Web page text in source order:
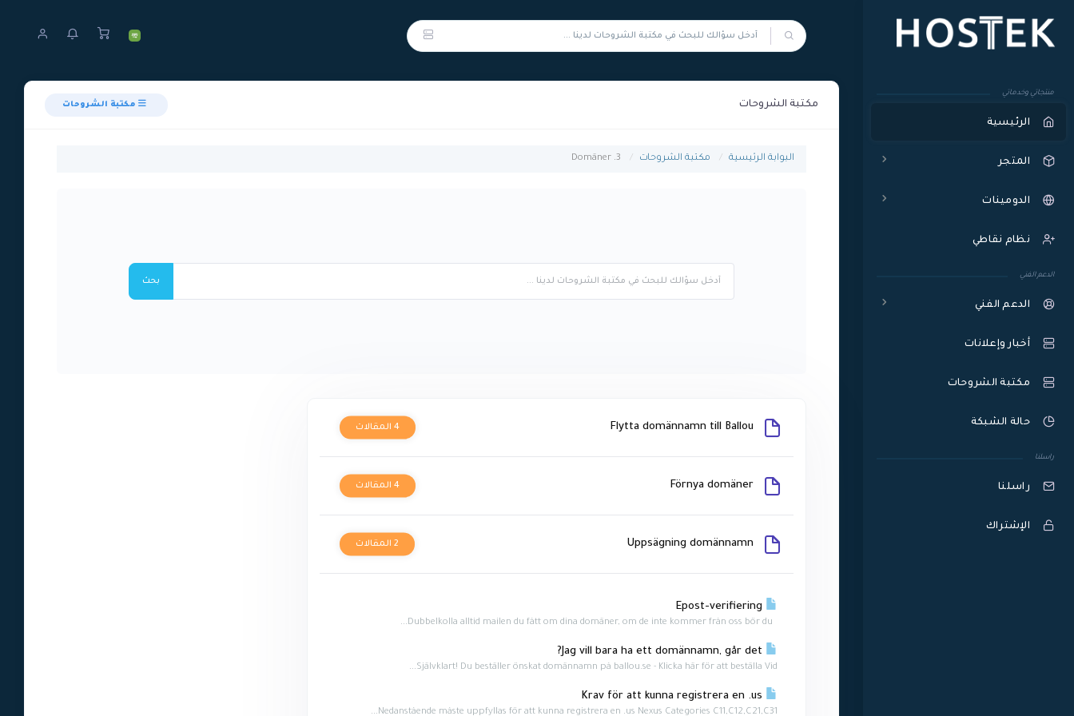
منتجاتي وخدماتي
الرئيسية
المتجر
الدومينات
نظام نقاطي
الدعم الفني
الدعم الفني
أخبار وإعلانات
مكتبة الشروحات
حالة الشبكة
راسلنا
راسلنا
الإشتراك
مكتبة الشروحات
البوابة الرئيسية مكتبة الشروحات
Flytta domännamn till Ballou 4 المقالات
Förnya domäner 4 المقالات
Uppsägning domännamn 2 المقالات
Självklart! Du beställer önskat domännamn på ballou.se - Klicka här för att beställa Vid...
Nedanstående måste uppfyllas för att kunna registrera en .us Nexus Categories C11,C12,C21,C31...